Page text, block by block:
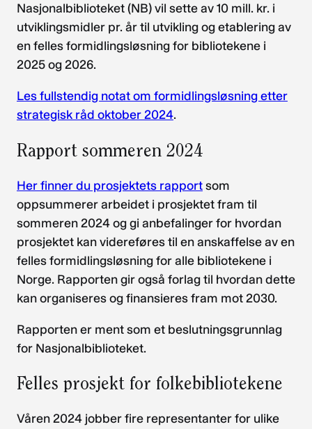
Nasjonalbiblioteket (NB) vil sette av 10 mill. kr. i
utviklingsmidler pr. år til utvikling og etablering av
en felles formidlingsløsning for bibliotekene i
2025 og 2026.
Les fullstendig notat om formidlingsløsning etter
strategisk råd oktober 2024.
Rapport sommeren 2024
Her finner du prosjektets rapportsom
oppsummerer arbeidet i prosjektet fram til
sommeren 2024 og gi anbefalinger for hvordan
prosjektet kan videreføres til en anskaffelse av en
felles formidlingsløsning for alle bibliotekene i
Norge. Rapporten gir også forlag til hvordan dette
kan organiseres og finansieres fram mot 2030.
Rapporten er ment som et beslutningsgrunnlag
for Nasjonalbiblioteket.
Felles prosjekt for folkebibliotekene
Våren 2024 jobber fire representanter for ulike